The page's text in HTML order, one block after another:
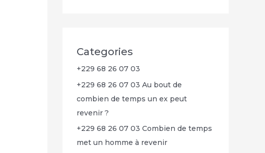
Categories
+229 68 26 07 03
+229 68 26 07 03 Au bout de
combien de temps un ex peut
revenir ?
+229 68 26 07 03 Combien de temps
met un homme à revenir